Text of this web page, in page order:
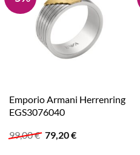
Emporio Armani Herrenring
EGS3076040
99,00€ Ursprünglicher
Preis
79,20€Aktueller